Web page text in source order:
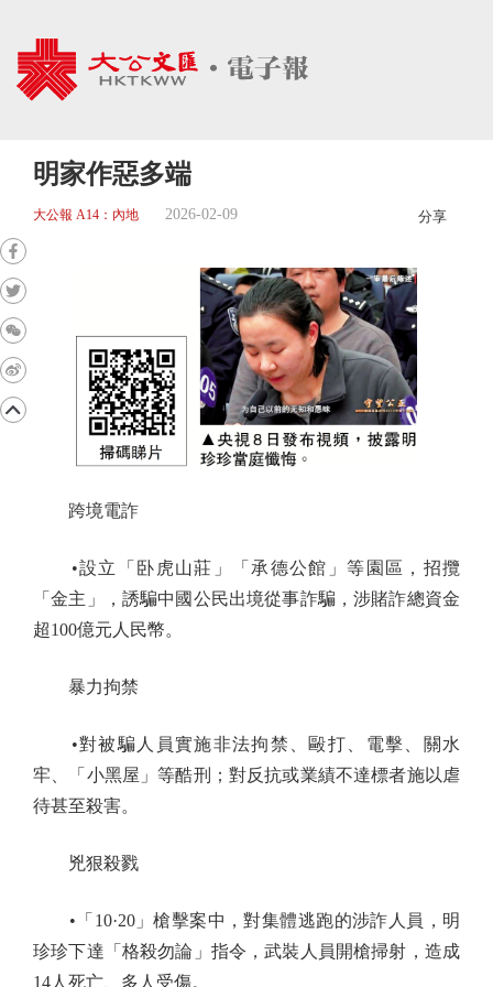
明家作惡多端
大公報 A14：內地 2026-02-09 分享
跨境電詐
•設立「卧虎山莊」「承德公館」等園區，招攬
「金主」，誘騙中國公民出境從事詐騙，涉賭詐總資金
超100億元人民幣。
暴力拘禁
•對被騙人員實施非法拘禁、毆打、電擊、關水
牢、「小黑屋」等酷刑；對反抗或業績不達標者施以虐
待甚至殺害。
兇狠殺戮
•「10·20」槍擊案中，對集體逃跑的涉詐人員，明
珍珍下達「格殺勿論」指令，武裝人員開槍掃射，造成
14人死亡、多人受傷。